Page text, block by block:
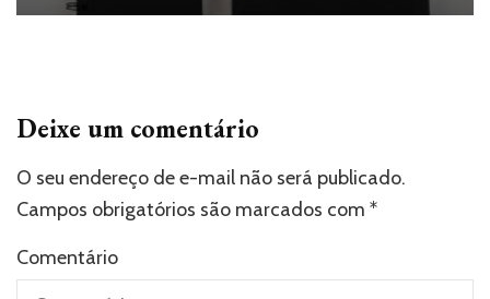
Deixe um comentário
O seu endereço de e-mail não será publicado.
Campos obrigatórios são marcados com *
Comentário